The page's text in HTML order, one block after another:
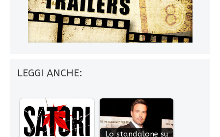
LEGGI ANCHE:
Lo standalone su